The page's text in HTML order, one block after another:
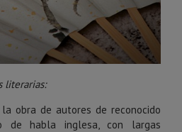
literarias:
obra de autores de reconocido
de habla inglesa, con largas